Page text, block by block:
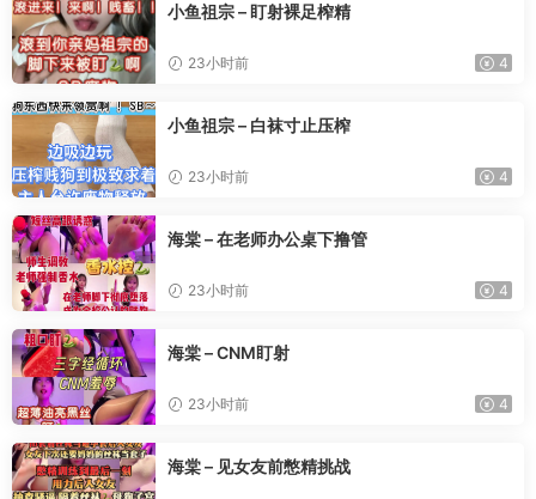
小鱼祖宗 – 盯射裸足榨精
23小时前 4
小鱼祖宗 – 白袜寸止压榨
23小时前 4
海棠 – 在老师办公桌下撸管
23小时前 4
海棠 – CNM盯射
23小时前 4
海棠 – 见女友前憋精挑战